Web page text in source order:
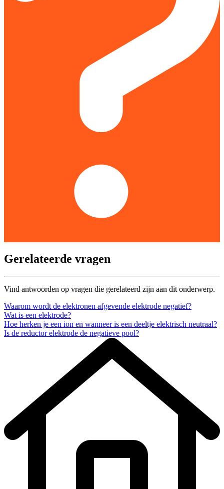
Gerelateerde vragen
Vind antwoorden op vragen die gerelateerd zijn aan dit onderwerp.
Waarom wordt de elektronen afgevende elektrode negatief?
Wat is een elektrode?
Hoe herken je een ion en wanneer is een deeltje elektrisch neutraal?
Is de reductor elektrode de negatieve pool?